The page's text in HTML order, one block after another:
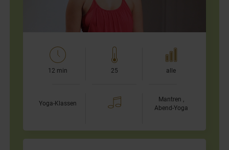
12 min 25 alle
Yoga-Klassen
Mantren ,
Abend-Yoga